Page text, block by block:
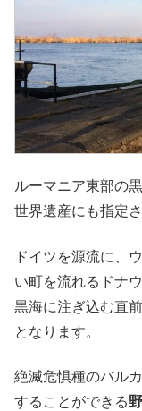
ルーマニア東部の
世界遺産にも指定
ドイツを源流に、
い町を流れるドナウ
黒海に注ぎ込む直
となります。
絶滅危惧種のバル
することができる